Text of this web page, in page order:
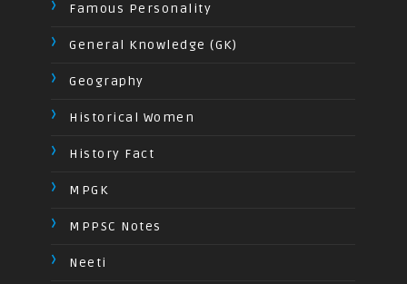
Famous Personality
General Knowledge (GK)
Geography
Historical Women
History Fact
MPGK
MPPSC Notes
Neeti